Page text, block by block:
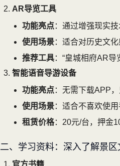
AR导览工具
功能亮点：通过增强现实
使用场景：适合对历史文
推荐工具：“皇城相府AR导
智能语音导游设备
功能亮点：无需下载APP
使用场景：适合不喜欢使
租赁价格：20元/台，押金
二、学习资料：深入了解景区
官方书籍